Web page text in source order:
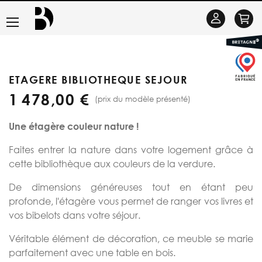
Basculer
connecter
ETAGERE BIBLIOTHEQUE SEJOUR
1 478,00 € (prix du modèle présenté)
Une étagère couleur nature !
Faites entrer la nature dans votre logement grâce à
cette bibliothèque aux couleurs de la verdure.
De dimensions généreuses tout en étant peu
profonde, l'étagère vous permet de ranger vos livres et
vos bibelots dans votre séjour.
Véritable élément de décoration, ce meuble se marie
parfaitement avec une table en bois.